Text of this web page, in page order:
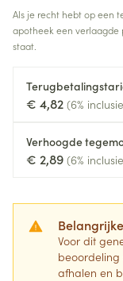
Als je recht hebt op een
apotheek een verlaagde
staat.
€ 4,82 (6%
Verhoogde
€ 2,89 (6%
Voor dit
beoordeling
afhalen en